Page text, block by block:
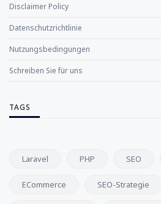
Disclaimer Policy
Datenschutzrichtlinie
Nutzungsbedingungen
Schreiben Sie für uns
TAGS
Laravel PHP SEO
ECommerce SEO-Strategie